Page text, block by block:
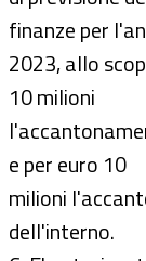
finanze per
2023, allo
10 milioni
e per euro 10
milioni
dell'interno.